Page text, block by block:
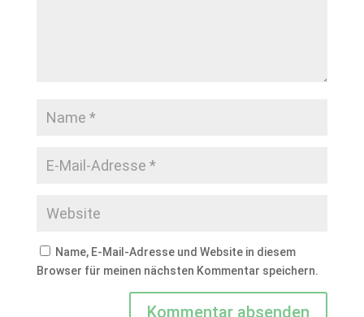
Name, E-Mail-Adresse und Website in diesem
Browser für meinen nächsten Kommentar speichern.